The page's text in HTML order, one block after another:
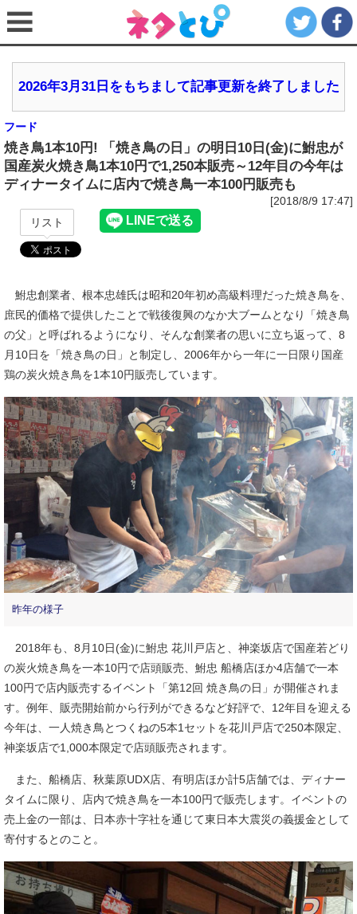
2026年3月31日をもちまして記事更新を終了しました
フード
焼き鳥1本10円! 「焼き鳥の日」の明日10日(金)に鮒忠が
国産炭火焼き鳥1本10円で1,250本販売～12年目の今年は
ディナータイムに店内で焼き鳥一本100円販売も
[2018/8/9 17:47]
リスト
鮒忠創業者、根本忠雄氏は昭和20年初め高級料理だった焼き鳥を、
庶民的価格で提供したことで戦後復興のなか大ブームとなり「焼き鳥
の父」と呼ばれるようになり、そんな創業者の思いに立ち返って、8
月10日を「焼き鳥の日」と制定し、2006年から一年に一日限り国産
鶏の炭火焼き鳥を1本10円販売しています。
昨年の様子
2018年も、8月10日(金)に鮒忠 花川戸店と、神楽坂店で国産若どり
の炭火焼き鳥を一本10円で店頭販売、鮒忠 船橋店ほか4店舗で一本
100円で店内販売するイベント「第12回 焼き鳥の日」が開催されま
す。例年、販売開始前から行列ができるなど好評で、12年目を迎える
今年は、一人焼き鳥とつくねの5本1セットを花川戸店で250本限定、
神楽坂店で1,000本限定で店頭販売されます。
また、船橋店、秋葉原UDX店、有明店ほか計5店舗では、ディナー
タイムに限り、店内で焼き鳥を一本100円で販売します。イベントの
売上金の一部は、日本赤十字社を通じて東日本大震災の義援金として
寄付するとのこと。